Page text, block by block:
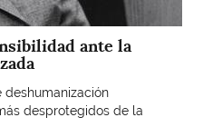
ante la
deshumanización
desprotegidos de la